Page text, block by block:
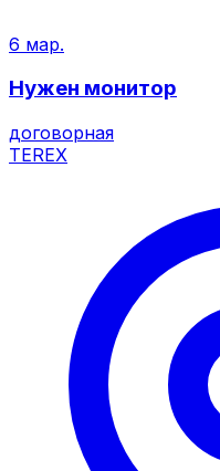
6 мар.
Нужен монитор
договорная
TEREX